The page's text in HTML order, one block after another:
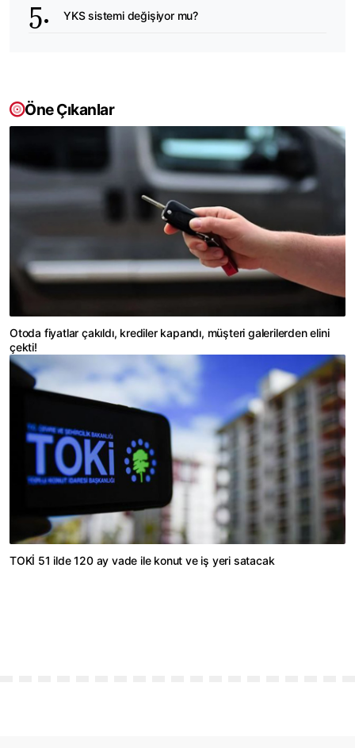
YKS sistemi değişiyor mu?
Öne Çıkanlar
Otoda fiyatlar çakıldı, krediler kapandı, müşteri galerilerden elini
çekti!
TOKİ 51 ilde 120 ay vade ile konut ve iş yeri satacak